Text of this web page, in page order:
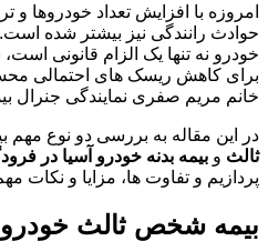
امروزه با افزایش تعداد خودروها
حوادث رانندگی نیز بیشتر شده
خودرو نه تنها یک الزام قانونی
خانم مریم صفری نمایندگی جنرال بیمه
در این مقاله به بررسی دو نوع مهم
ثالث و بیمه بدنه خودرو آسیا در
پردازیم و تفاوت ها، مزایا و نکات
بیمه شخص ثالث